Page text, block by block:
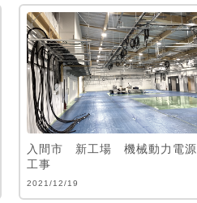
入間市 新工場 機械動力電源
工事
2021/12/19